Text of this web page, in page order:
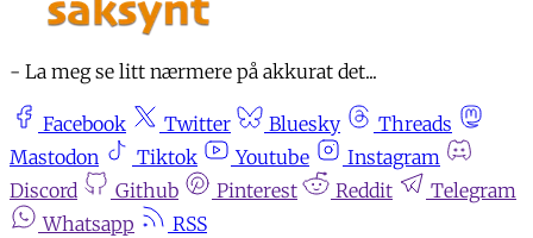
- La meg se litt nærmere på akkurat det...
Facebook Twitter Bluesky
Threads
Mastodon
Tiktok Youtube
Instagram
Discord
Github Pinterest Reddit
Telegram
Whatsapp
RSS